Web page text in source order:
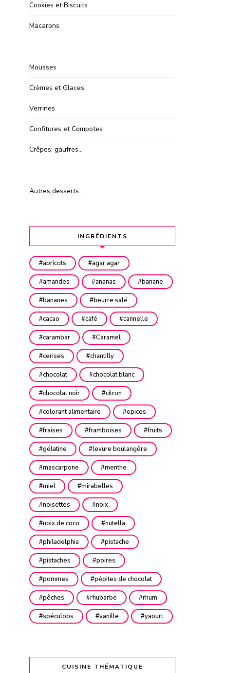
Cookies et Biscuits
Macarons
Mousses
Crèmes et Glaces
Verrines
Confitures et Compotes
Crêpes, gaufres…
Autres desserts…
INGRÉDIENTS
abricots agar agar
amandes ananas banane
bananes beurre salé
cacao café cannelle
carambar Caramel
cerises chantilly
chocolat chocolat blanc
chocolat noir citron
colorant alimentaire epices
fraises framboises fruits
gélatine levure boulangère
mascarpone menthe
miel mirabelles
noisettes noix
noix de coco nutella
philadelphia pistache
pistaches poires
pommes pépites de chocolat
pêches rhubarbe rhum
spéculoos vanille yaourt
CUISINE THÉMATIQUE